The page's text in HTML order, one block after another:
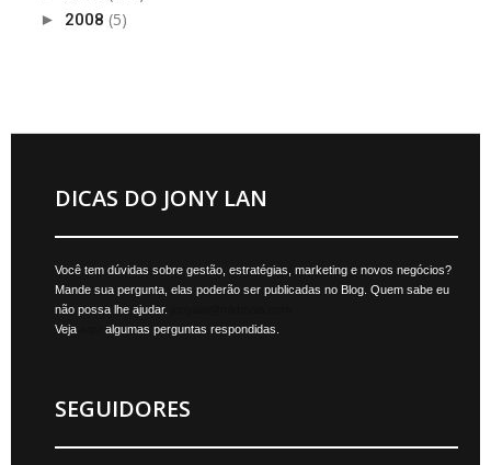
► 2008 (5)
DICAS DO JONY LAN
Você tem dúvidas sobre gestão, estratégias, marketing e novos negócios?
Mande sua pergunta, elas poderão ser publicadas no Blog. Quem sabe eu
não possa lhe ajudar.
Veja
algumas perguntas respondidas.
SEGUIDORES